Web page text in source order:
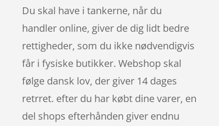
Du skal have i tankerne, når du
handler online, giver de dig lidt bedre
rettigheder, som du ikke nødvendigvis
får i fysiske butikker. Webshop skal
følge dansk lov, der giver 14 dages
retrret. efter du har købt dine varer, en
del shops efterhånden giver endnu